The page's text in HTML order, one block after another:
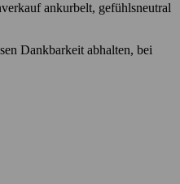
ankurbelt, gefühlsneutral
Dankbarkeit abhalten, bei